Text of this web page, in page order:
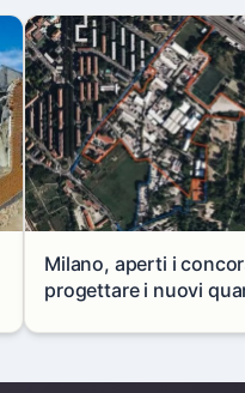
Milano, aperti i
progettare i nuovi
Mare